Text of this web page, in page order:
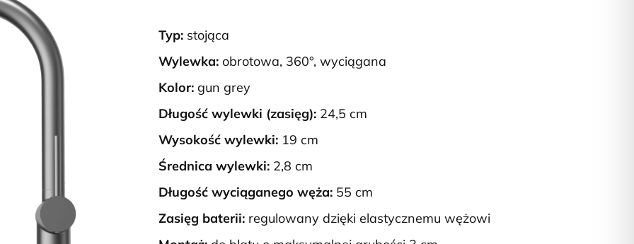
Typ: stojąca
Wylewka: obrotowa, 360°, wyciągana
Kolor: gun grey
Długość wylewki (zasięg): 24,5 cm
Wysokość wylewki: 19 cm
Średnica wylewki: 2,8 cm
Długość wyciąganego węża: 55 cm
Zasięg baterii: regulowany dzięki elastycznemu wężowi